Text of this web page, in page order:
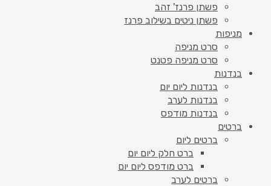
פשתן פרנז' זהב
פשתן ניטים בשילוב פרנז
מניפות
סרט מניפה
סרט מניפה פטנט
בנדנות
בנדנות ליום יום
בנדנות לערב
בנדנות מודפס
ברטים
ברטים ליום
ברט חלק ליום יום
ברט מודפס ליום יום
ברטים לערב